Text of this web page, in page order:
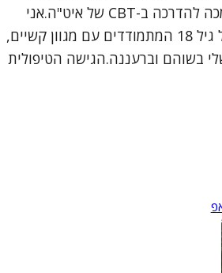
מוסמכת, בתהליך הסמכה להדרכה ב-CBT של איט"ה.אני
מטפלת במבוגרים מעל גיל 18 המתמודדים עם מגוון קשיים,
בשוהם וברעננה.הגישה הטיפולית